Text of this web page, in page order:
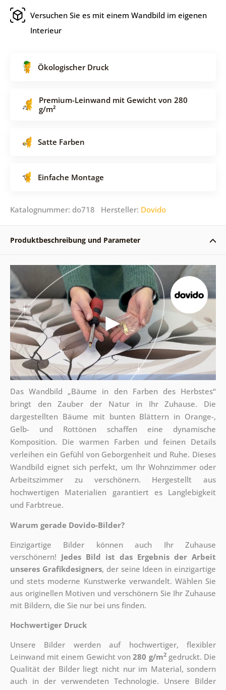
Versuchen Sie es mit einem Wandbild im eigenen
Interieur
Ökologischer Druck
Premium-Leinwand mit Gewicht von 280
g/m²
Satte Farben
Einfache Montage
Katalognummer: do718 Hersteller: Dovido
Produktbeschreibung und Parameter
Das Wandbild „Bäume in den Farben des Herbstes“
bringt den Zauber der Natur in Ihr Zuhause. Die
dargestellten Bäume mit bunten Blättern in Orange-,
Gelb- und Rottönen schaffen eine dynamische
Komposition. Die warmen Farben und feinen Details
verleihen ein Gefühl von Geborgenheit und Ruhe. Dieses
Wandbild eignet sich perfekt, um Ihr Wohnzimmer oder
Arbeitszimmer zu verschönern. Hergestellt aus
hochwertigen Materialien garantiert es Langlebigkeit
und Farbtreue.
Warum gerade Dovido-Bilder?
Einzigartige Bilder können auch Ihr Zuhause
verschönern! Jedes Bild ist das Ergebnis der Arbeit
unseres Grafikdesigners, der seine Ideen in einzigartige
und stets moderne Kunstwerke verwandelt. Wählen Sie
aus originellen Motiven und verschönern Sie Ihr Zuhause
mit Bildern, die Sie nur bei uns finden.
Hochwertiger Druck
Unsere Bilder werden auf hochwertiger, flexibler
Leinwand mit einem Gewicht von280 g/m2gedruckt. Die
Qualität der Bilder liegt nicht nur im Material, sondern
auch in der verwendeten Technologie. Unsere Bilder